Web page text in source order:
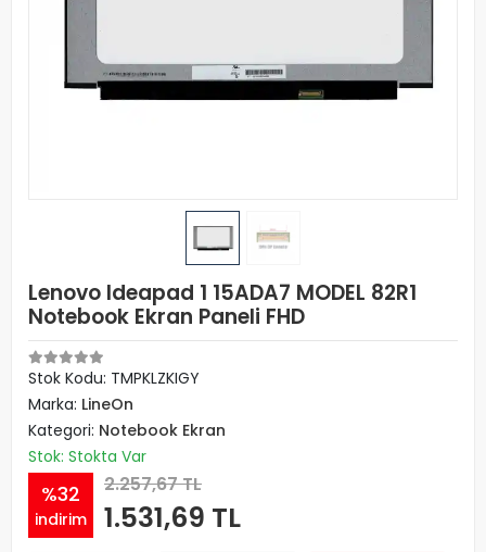
Lenovo Ideapad 1 15ADA7 MODEL 82R1
Notebook Ekran Paneli FHD
Stok Kodu: TMPKLZKIGY
Marka: LineOn
Kategori: Notebook Ekran
Stok: Stokta Var
%32
indirim
2.257,67 TL
1.531,69 TL